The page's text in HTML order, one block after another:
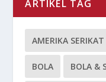
ARTIKEL TAG
AMERIKA SERIKAT
BOLA BOLA &